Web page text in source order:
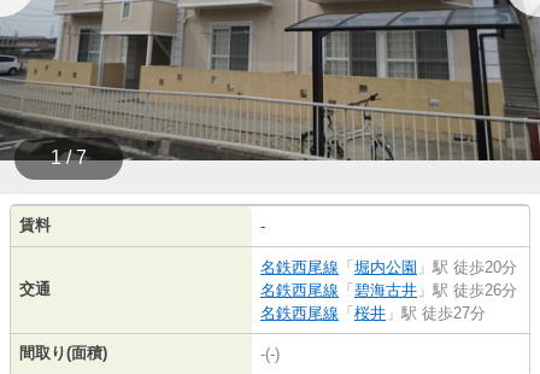
1 / 7
賃料 -
交通
名鉄西尾線 「 堀内公園 」駅 徒歩20分
名鉄西尾線 「 碧海古井 」駅 徒歩26分
名鉄西尾線 「 桜井 」駅 徒歩27分
間取り(面積) -(-)